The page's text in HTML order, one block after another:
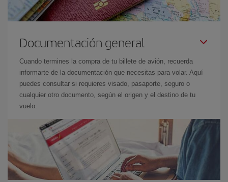
Documentación general
Cuando termines la compra de tu billete de avión, recuerda
informarte de la documentación que necesitas para volar. Aquí
puedes consultar si requieres visado, pasaporte, seguro o
cualquier otro documento, según el origen y el destino de tu
vuelo.